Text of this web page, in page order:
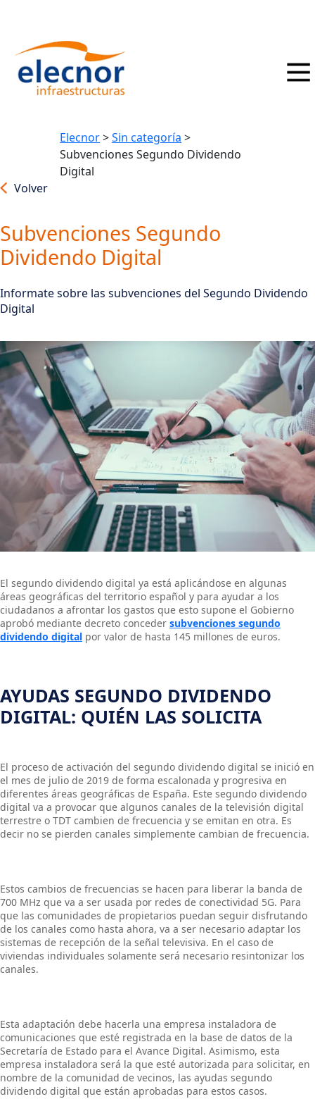
Elecnor>Sin categoría >
Subvenciones Segundo Dividendo
Digital
Volver
Subvenciones Segundo
Dividendo Digital
Informate sobre las subvenciones del Segundo Dividendo
Digital
El segundo dividendo digital ya está aplicándose en algunas
áreas geográficas del territorio español y para ayudar a los
ciudadanos a afrontar los gastos que esto supone el Gobierno
aprobó mediante decreto conceder subvenciones segundo
dividendo digital por valor de hasta 145 millones de euros.
AYUDAS SEGUNDO DIVIDENDO
DIGITAL: QUIÉN LAS SOLICITA
El proceso de activación del segundo dividendo digital se inició en
el mes de julio de 2019 de forma escalonada y progresiva en
diferentes áreas geográficas de España. Este segundo dividendo
digital va a provocar que algunos canales de la televisión digital
terrestre o TDT cambien de frecuencia y se emitan en otra. Es
decir no se pierden canales simplemente cambian de frecuencia.
Estos cambios de frecuencias se hacen para liberar la banda de
700 MHz que va a ser usada por redes de conectividad 5G. Para
que las comunidades de propietarios puedan seguir disfrutando
de los canales como hasta ahora, va a ser necesario adaptar los
sistemas de recepción de la señal televisiva. En el caso de
viviendas individuales solamente será necesario resintonizar los
canales.
Esta adaptación debe hacerla una empresa instaladora de
comunicaciones que esté registrada en la base de datos de la
Secretaría de Estado para el Avance Digital. Asimismo, esta
empresa instaladora será la que esté autorizada para solicitar, en
nombre de la comunidad de vecinos, las ayudas segundo
dividendo digital que están aprobadas para estos casos.